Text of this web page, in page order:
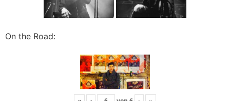
On the Road: